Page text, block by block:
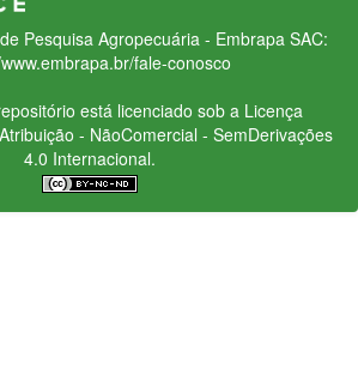
Pesquisa Agropecuária - Embrapa SAC:
fale-conosco
está licenciado sob a Licença
- NãoComercial - SemDerivações
4.0 Internacional.